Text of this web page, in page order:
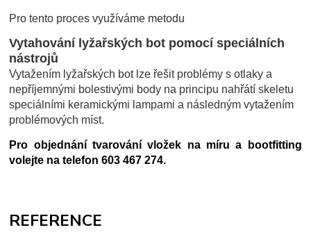
Pro tento proces využíváme metodu
Vytahování lyžařských bot pomocí speciálních
nástrojů
Vytažením lyžařských bot lze řešit problémy s otlaky a
nepříjemnými bolestivými body na principu nahřátí skeletu
speciálními keramickými lampami a následným vytažením
problémových míst.
Pro objednání tvarování vložek na míru a bootfitting
volejte na telefon 603 467 274.
REFERENCE